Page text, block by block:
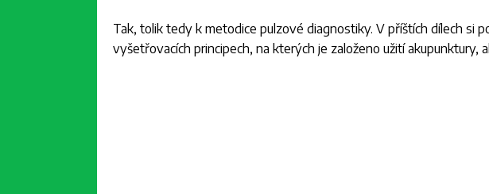
Tak, tolik tedy k metodice pulzové diagnostiky. V příštích dílech si
vyšetřovacích principech, na kterých je založeno užití akupunktury,